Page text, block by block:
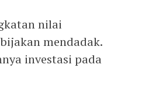
nilai
mendadak.
investasi pada